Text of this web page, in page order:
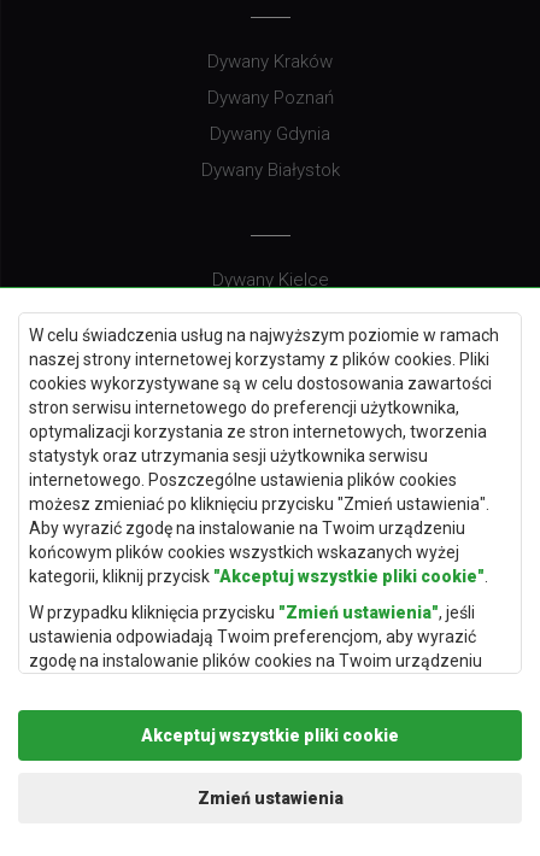
W celu świadczenia usług na najwyższym poziomie w ramach
naszej strony internetowej korzystamy z plików cookies. Pliki
cookies wykorzystywane są w celu dostosowania zawartości
stron serwisu internetowego do preferencji użytkownika,
optymalizacji korzystania ze stron internetowych, tworzenia
statystyk oraz utrzymania sesji użytkownika serwisu
internetowego. Poszczególne ustawienia plików cookies
możesz zmieniać po kliknięciu przycisku "Zmień ustawienia".
Aby wyrazić zgodę na instalowanie na Twoim urządzeniu
końcowym plików cookies wszystkich wskazanych wyżej
kategorii, kliknij przycisk "Akceptuj wszystkie pliki cookie"
W przypadku kliknięcia przycisku "Zmień ustawienia", jeśli
ustawienia odpowiadają Twoim preferencjom, aby wyrazić
zgodę na instalowanie plików cookies na Twoim urządzeniu
"Zapisz i zaakceptuj".
Podstawą przetwarzania danych osobowych, w zakresie w
administratora danych osobowych (Rugito Radosław Bartosik z
Akceptuj wszystkie pliki cookie
Zmień ustawienia
Dywany Kraków
Dywany Poznań
Dywany Gdynia
Dywany Białystok
Dywany Kielce
Dywany Gdańsk
Dywany Toruń
Dywany Bydgoszcz
Dywany Łódź
Dywany Katowice
Dywany Rzeszów
Dywany Częstochowa
Projekt i realizacja:dimax.pl